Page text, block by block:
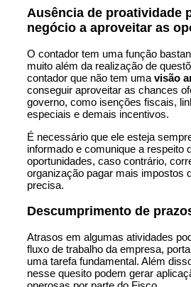
Ausência de proatividade
negócio a aproveitar as
O contador tem uma função
muito além da realização de
contador que não tem uma visão
conseguir aproveitar as chances
governo, como isenções fiscais,
especiais e demais incentivos.
É necessário que ele esteja
informado e comunique a respeito
oportunidades, caso contrário,
organização pagar mais impostos
precisa.
Descumprimento de
Atrasos em algumas atividades
fluxo de trabalho da empresa,
uma tarefa fundamental. Além
nesse quesito podem gerar